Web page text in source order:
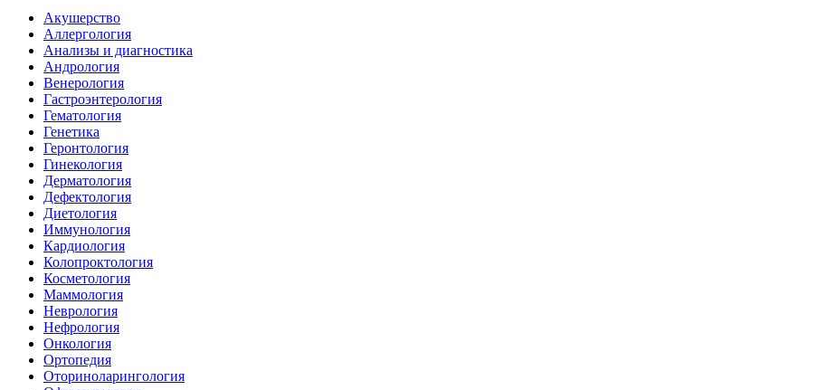
Акушерство
Аллергология
Анализы и диагностика
Андрология
Венерология
Гастроэнтерология
Гематология
Генетика
Геронтология
Гинекология
Дерматология
Дефектология
Диетология
Иммунология
Кардиология
Колопроктология
Косметология
Маммология
Неврология
Нефрология
Онкология
Ортопедия
Оториноларингология